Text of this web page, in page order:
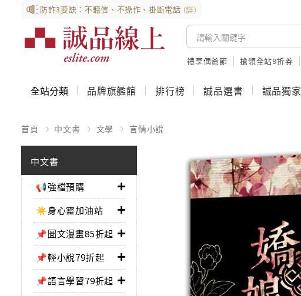
防詐3要訣：不聽信、不操作、掛斷電話 (詳)
禮享偶爸節 搶領全站9折券
全站分類 品牌旗艦館 排行榜 誠品選書 誠品獨家
首頁 中文書 文學 言情小說
中文書
📢強檔預購
☀️身心靈加油站
📌圖文漫畫85折起
📌輕小說79折起
📌語言學習79折起